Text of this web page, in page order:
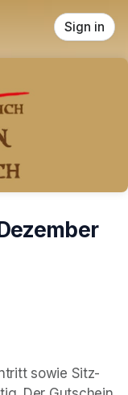
Sign in
sowie Sitz-